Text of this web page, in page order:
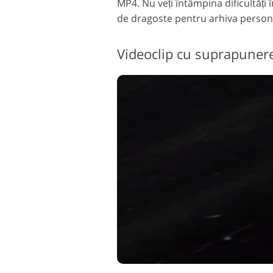
Retusarea produsului
Servicii
MP4. Nu veți întâmpina
de dragoste pentru arhiva